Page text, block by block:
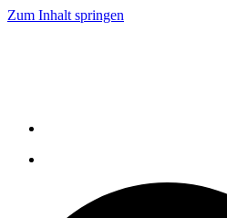
Zum Inhalt springen